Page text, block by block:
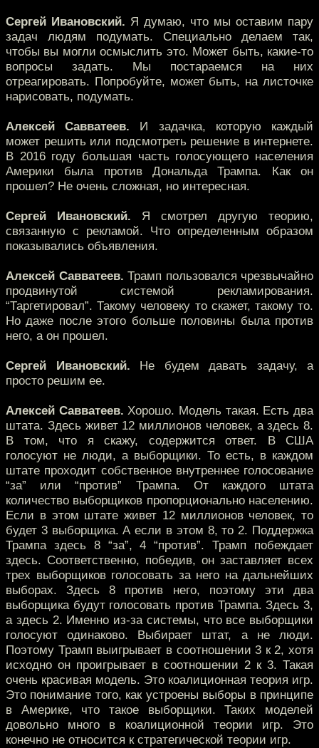
Сергей Ивановский. Я думаю, что мы оставим пару
задач людям подумать. Специально делаем так,
чтобы вы могли осмыслить это. Может быть, какие-то
вопросы задать. Мы постараемся на них
отреагировать. Попробуйте, может быть, на листочке
нарисовать, подумать.
Алексей Савватеев. И задачка, которую каждый
может решить или подсмотреть решение в интернете.
В 2016 году большая часть голосующего населения
Америки была против Дональда Трампа. Как он
прошел? Не очень сложная, но интересная.
Сергей Ивановский. Я смотрел другую теорию,
связанную с рекламой. Что определенным образом
показывались объявления.
Алексей Савватеев. Трамп пользовался чрезвычайно
продвинутой системой рекламирования.
“Таргетировал”. Такому человеку то скажет, такому то.
Но даже после этого больше половины была против
него, а он прошел.
Сергей Ивановский. Не будем давать задачу, а
просто решим ее.
Алексей Савватеев. Хорошо. Модель такая. Есть два
штата. Здесь живет 12 миллионов человек, а здесь 8.
В том, что я скажу, содержится ответ. В США
голосуют не люди, а выборщики. То есть, в каждом
штате проходит собственное внутреннее голосование
“за” или “против” Трампа. От каждого штата
количество выборщиков пропорционально населению.
Если в этом штате живет 12 миллионов человек, то
будет 3 выборщика. А если в этом 8, то 2. Поддержка
Трампа здесь 8 “за”, 4 “против”. Трамп побеждает
здесь. Соответственно, победив, он заставляет всех
трех выборщиков голосовать за него на дальнейших
выборах. Здесь 8 против него, поэтому эти два
выборщика будут голосовать против Трампа. Здесь 3,
а здесь 2. Именно из-за системы, что все выборщики
голосуют одинаково. Выбирает штат, а не люди.
Поэтому Трамп выигрывает в соотношении 3 к 2, хотя
исходно он проигрывает в соотношении 2 к 3. Такая
очень красивая модель. Это коалиционная теория игр.
Это понимание того, как устроены выборы в принципе
в Америке, что такое выборщики. Таких моделей
довольно много в коалиционной теории игр. Это
конечно не относится к стратегической теории игр.